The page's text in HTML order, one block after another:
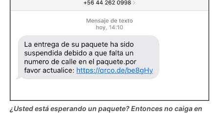
¿Usted está esperando un paquete? Entonces no caiga en